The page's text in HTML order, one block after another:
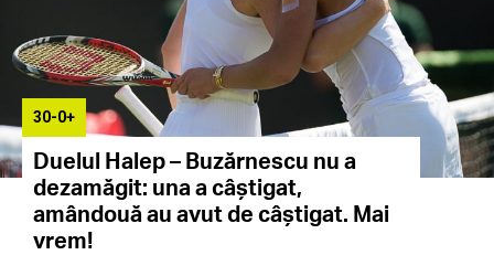
30-0+
Duelul Halep – Buzărnescu nu a
dezamăgit: una a câștigat,
amândouă au avut de câștigat. Mai
vrem!